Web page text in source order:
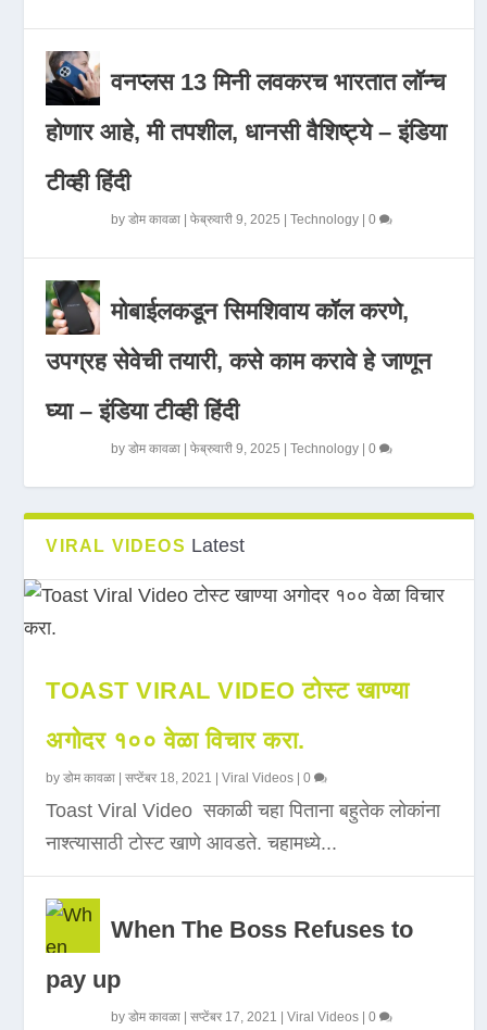
वनप्लस 13 मिनी लवकरच भारतात लॉन्च
होणार आहे, मी तपशील, धानसी वैशिष्ट्ये – इंडिया
टीव्ही हिंदी
byडोम कावळा |फेब्रुवारी 9, 2025 |Technology |0
मोबाईलकडून सिमशिवाय कॉल करणे,
उपग्रह सेवेची तयारी, कसे काम करावे हे जाणून
घ्या – इंडिया टीव्ही हिंदी
byडोम कावळा |फेब्रुवारी 9, 2025 |Technology |0
VIRAL VIDEOS Latest
TOAST VIRAL VIDEO टोस्ट खाण्या
अगोदर १०० वेळा विचार करा.
byडोम कावळा |सप्टेंबर 18, 2021 |Viral Videos |0
Toast Viral Video सकाळी चहा पिताना बहुतेक लोकांना
नाश्त्यासाठी टोस्ट खाणे आवडते. चहामध्ये...
When The Boss Refuses to
pay up
byडोम कावळा |सप्टेंबर 17, 2021 |Viral Videos |0